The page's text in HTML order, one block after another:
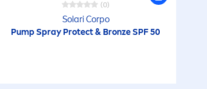
(0)
Solari Corpo
Pump SprayProtect& BronzeSPF 50